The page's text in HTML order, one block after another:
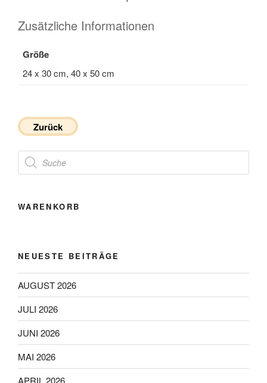
Zusätzliche Informationen
Größe
24 x 30 cm, 40 x 50 cm
Zurück
Products
search
WARENKORB
NEUESTE BEITRÄGE
AUGUST 2026
JULI 2026
JUNI 2026
MAI 2026
APRIL 2026